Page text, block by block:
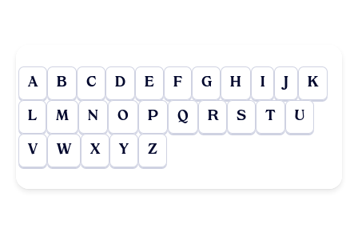
A B C D E F G H I J K
L M N O P Q R S T U
V W X Y Z